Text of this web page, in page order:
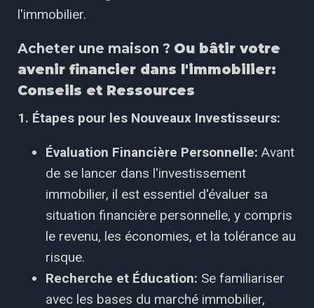
l'immobilier.
Acheter une maison ? Ou bâtir votre
avenir financier dans l'immobilier:
Conseils et Ressources
1. Étapes pour les Nouveaux Investisseurs:
Évaluation Financière Personnelle: Avant
de se lancer dans l'investissement
immobilier, il est essentiel d'évaluer sa
situation financière personnelle, y compris
le revenu, les économies, et la tolérance au
risque.
Recherche et Éducation: Se familiariser
avec les bases du marché immobilier,